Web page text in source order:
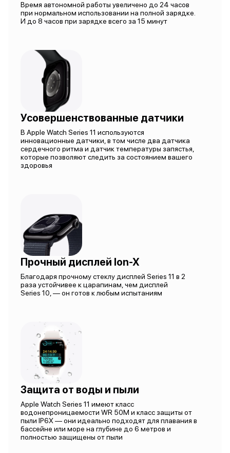
Время автономной работы увеличено до 24 часов
при нормальном использовании на полной зарядке.
И до 8 часов при зарядке всего за 15 минут
Усовершенствованные датчики
В Apple Watch Series 11 используются
инновационные датчики, в том числе два датчика
сердечного ритма и датчик температуры запястья,
которые позволяют следить за состоянием вашего
здоровья
Прочный дисплей Ion-X
Благодаря прочному стеклу дисплей Series 11 в 2
раза устойчивее к царапинам, чем дисплей
Series 10, — он готов к любым испытаниям
Защита от воды и пыли
Apple Watch Series 11 имеют класс
водонепроницаемости WR 50M и класс защиты от
пыли IP6X — они идеально подходят для плавания в
бассейне или море на глубине до 6 метров и
полностью защищены от пыли